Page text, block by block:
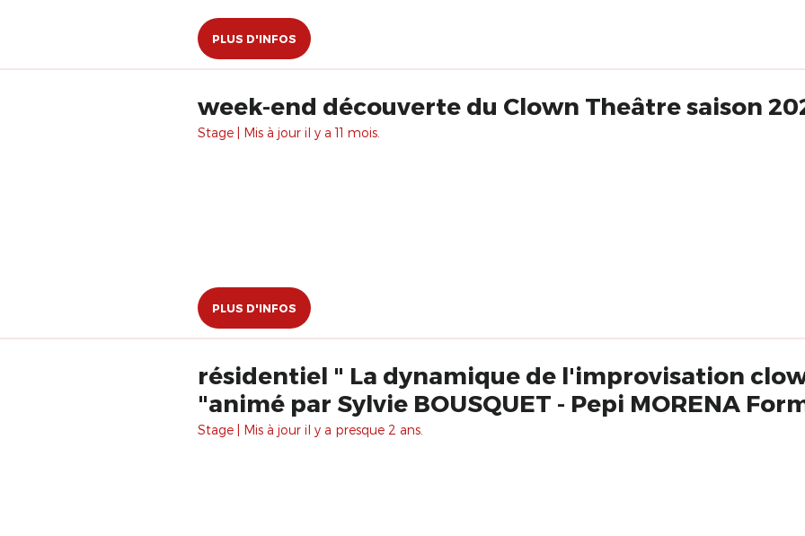
PLUS D'INFOS
week-end découverte du Clown Theâtre saison
Stage | Mis à jour il y a 11 mois.
PLUS D'INFOS
résidentiel " La dynamique de l'improvisation
"animé par Sylvie BOUSQUET - Pepi MORENA
Stage | Mis à jour il y a presque 2 ans.